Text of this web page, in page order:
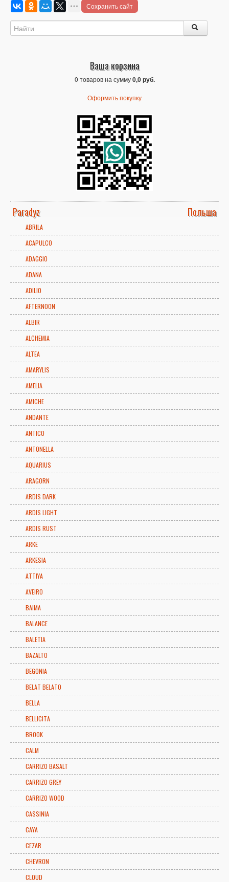
Сохранить сайт
Ваша корзина
0 товаров на сумму0,0 руб.
Оформить покупку
Paradyz Польша
ABRILA
ACAPULCO
ADAGGIO
ADANA
ADILIO
AFTERNOON
ALBIR
ALCHEMIA
ALTEA
AMARYLIS
AMELIA
AMICHE
ANDANTE
ANTICO
ANTONELLA
AQUARIUS
ARAGORN
ARDIS DARK
ARDIS LIGHT
ARDIS RUST
ARKE
ARKESIA
ATTIYA
AVEIRO
BAIMA
BALANCE
BALETIA
BAZALTO
BEGONIA
BELAT BELATO
BELLA
BELLICITA
BROOK
CALM
CARRIZO BASALT
CARRIZO GREY
CARRIZO WOOD
CASSINIA
CAYA
CEZAR
CHEVRON
CLOUD